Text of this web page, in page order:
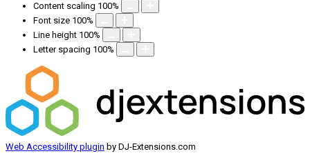
Content scaling 100%
Font size 100%
Line height 100%
Letter spacing 100%
Web Accessibility plugin by DJ-Extensions.com